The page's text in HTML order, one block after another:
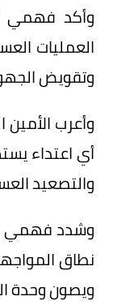
وأكد فهمي
العمليات
وتقويض
وأعرب
أي اعتداء
والتصعيد
وشدد فهمي
نطاق
ويصون وحدة